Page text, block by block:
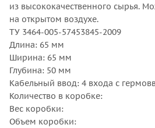
из высококачественного сырья.
на открытом воздухе.
ТУ 3464-005-57453845-2009
Длина: 65 мм
Ширина: 65 мм
Глубина: 50 мм
Кабельный ввод: 4 входа с
Количество в коробке:
Вес коробки:
Объем коробки: